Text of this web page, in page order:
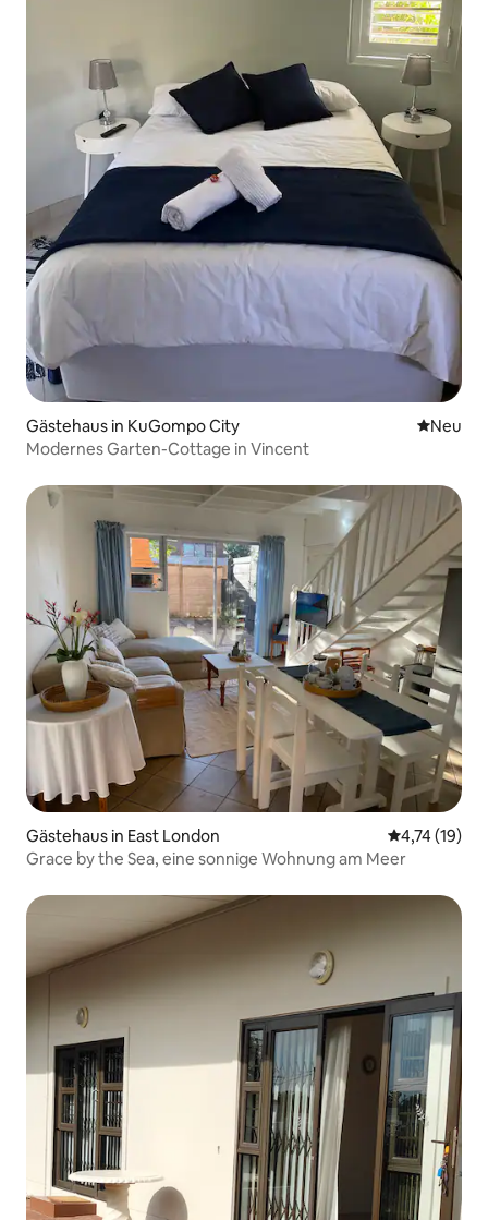
Gästehaus in KuGompo City Neue
Neu
Modernes Garten-Cottage in Vincent
Gästehaus in East London
4,74 (19)
Grace by the Sea, eine sonnige Wohnung am Meer